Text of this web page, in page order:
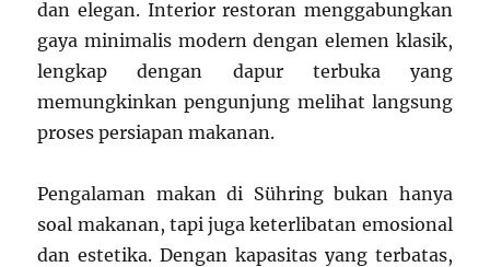
dan elegan. Interior restoran menggabungkan
gaya minimalis modern dengan elemen klasik,
lengkap dengan dapur terbuka yang
memungkinkan pengunjung melihat langsung
proses persiapan makanan.
Pengalaman makan di Sühring bukan hanya
soal makanan, tapi juga keterlibatan emosional
dan estetika. Dengan kapasitas yang terbatas,